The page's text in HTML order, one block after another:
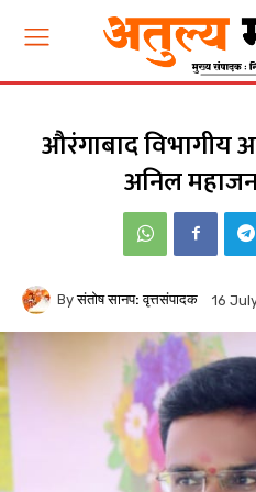
औरंगाबाद विभागीय
अनिल
By संतोष सानप: वृत्तसंपादक 16